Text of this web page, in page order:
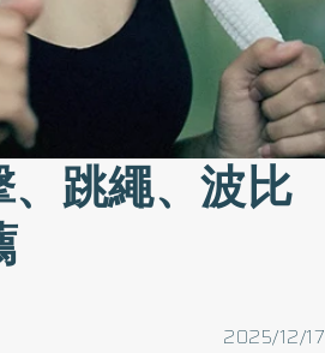
跳繩、波比
2025/12/17